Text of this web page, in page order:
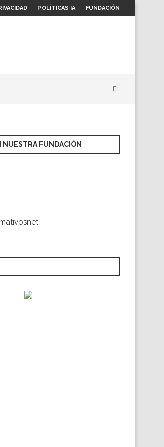
POLÍTICAS IA FUNDACIÓN
NUESTRA FUNDACIÓN